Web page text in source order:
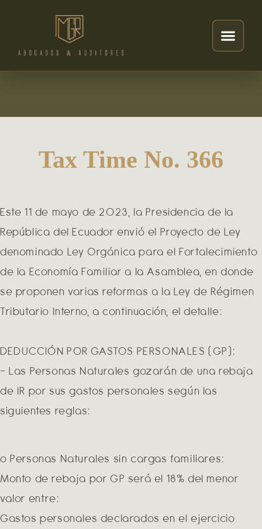
Tax Time No. 366
Este 11 de mayo de 2023, la Presidencia de la
República del Ecuador envió el Proyecto de Ley
denominado Ley Orgánica para el Fortalecimiento
de la Economía Familiar a la Asamblea, en donde
se proponen varias reformas a la Ley de Régimen
Tributario Interno, a continuación, el detalle:
DEDUCCIÓN POR GASTOS PERSONALES (GP):
– Las Personas Naturales gozarán de una rebaja
de IR por sus gastos personales según las
siguientes reglas:
o Personas Naturales sin cargas familiares:
Monto de rebaja por GP será el 18% del menor
valor entre:
Gastos personales declarados en el ejercicio